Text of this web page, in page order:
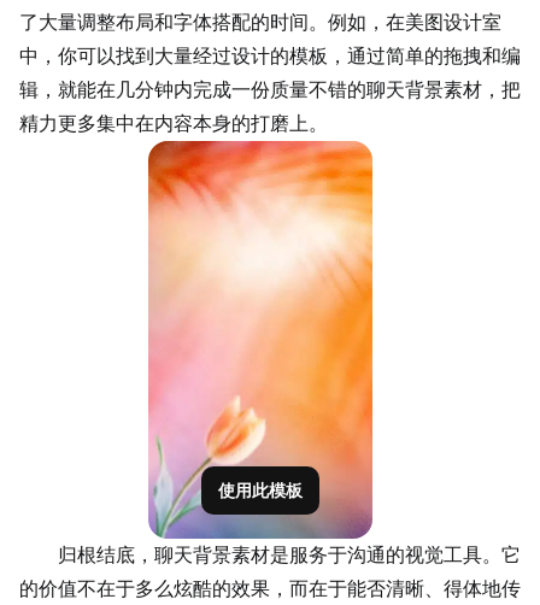
了大量调整布局和字体搭配的时间。例如，在美图设计室
中，你可以找到大量经过设计的模板，通过简单的拖拽和编
辑，就能在几分钟内完成一份质量不错的聊天背景素材，把
精力更多集中在内容本身的打磨上。
使用此模板
归根结底，聊天背景素材是服务于沟通的视觉工具。它
的价值不在于多么炫酷的效果，而在于能否清晰、得体地传